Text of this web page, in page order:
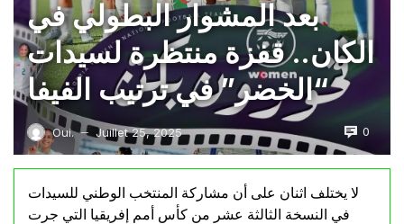
بعد المشوار البطولي في
الكان.. قفزة منتظرة لسيدات
“الخضر” في ترتيب الفيفا
Oui. — Juillet 25, 2025 0
لا يختلف اثنان على أن مشاركة المنتخب الوطني للسيدات
في النسخة الثالثة عشر من كأس أمم إفريقيا التي جرت